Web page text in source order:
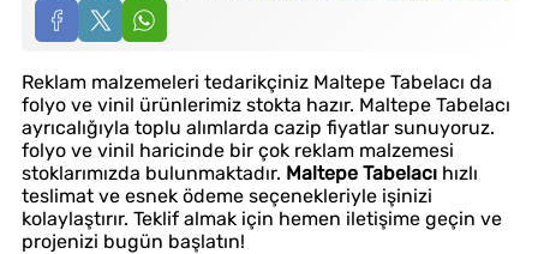
Reklam malzemeleri tedarikçiniz Maltepe Tabelacı da
folyo ve vinil ürünlerimiz stokta hazır. Maltepe Tabelacı
ayrıcalığıyla toplu alımlarda cazip fiyatlar sunuyoruz.
folyo ve vinil haricinde bir çok reklam malzemesi
stoklarımızda bulunmaktadır. Maltepe Tabelacı hızlı
teslimat ve esnek ödeme seçenekleriyle işinizi
kolaylaştırır. Teklif almak için hemen iletişime geçin ve
projenizi bugün başlatın!